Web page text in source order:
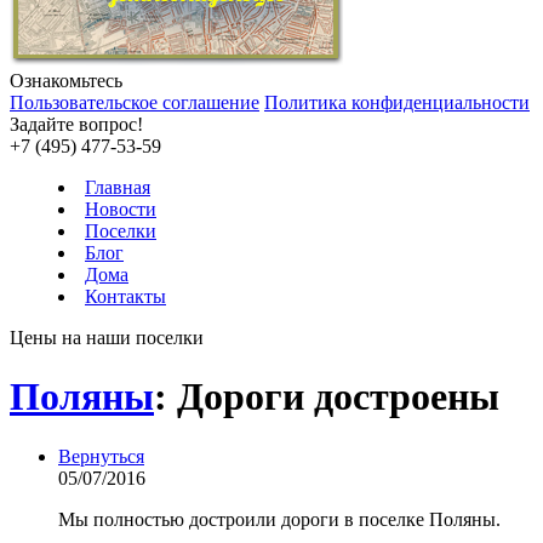
Ознакомьтесь
Пользовательское соглашение Политика конфиденциальности
Задайте вопрос!
+7 (495) 477-53-59
Главная
Новости
Поселки
Блог
Дома
Контакты
Цены на наши поселки
Поляны: Дороги достроены
Вернуться
05/07/2016
Мы полностью достроили дороги в поселке Поляны.